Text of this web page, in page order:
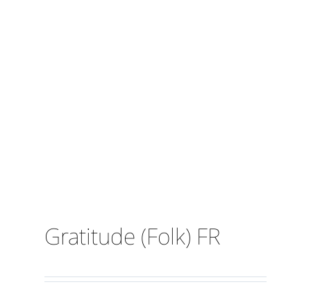
Gratitude (Folk) FR